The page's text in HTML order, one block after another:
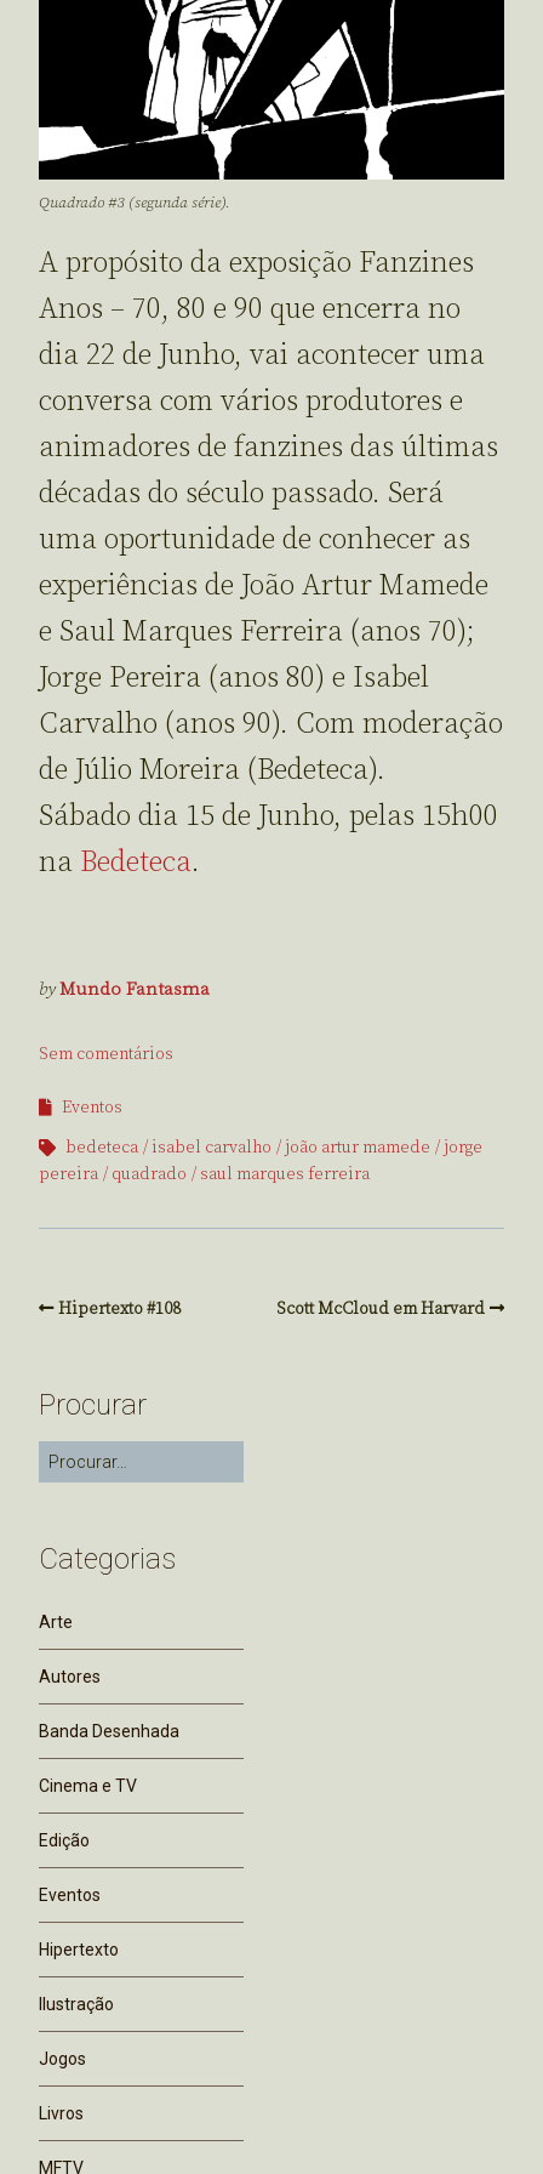
Quadrado #3 (segunda série).
A propósito da exposição Fanzines
Anos – 70, 80 e 90 que encerra no
dia 22 de Junho, vai acontecer uma
conversa com vários produtores e
animadores de fanzines das últimas
décadas do século passado. Será
uma oportunidade de conhecer as
experiências de João Artur Mamede
e Saul Marques Ferreira (anos 70);
Jorge Pereira (anos 80) e Isabel
Carvalho (anos 90). Com moderação
de Júlio Moreira (Bedeteca).
Sábado dia 15 de Junho, pelas 15h00
na Bedeteca.
byMundo Fantasma
Sem comentários
Eventos
bedeteca
isabel carvalho joão artur mamede
jorge
pereira
quadrado saul marques ferreira
Hipertexto #108 Scott McCloud em Harvard
Procurar
Categorias
Arte
Autores
Banda Desenhada
Cinema e TV
Edição
Eventos
Hipertexto
Ilustração
Jogos
Livros
MFTV